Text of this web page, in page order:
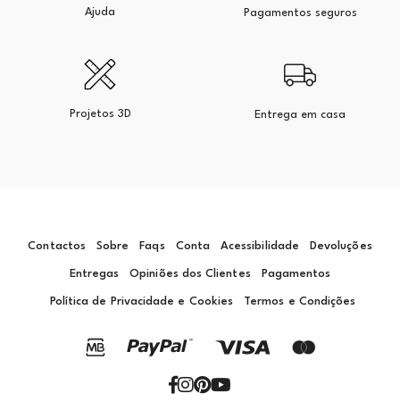
Ajuda Pagamentos seguros
Projetos 3D Entrega em casa
Contactos Sobre Faqs Conta Acessibilidade Devoluções
Entregas Opiniões dos Clientes Pagamentos
Política de Privacidade e Cookies Termos e Condições